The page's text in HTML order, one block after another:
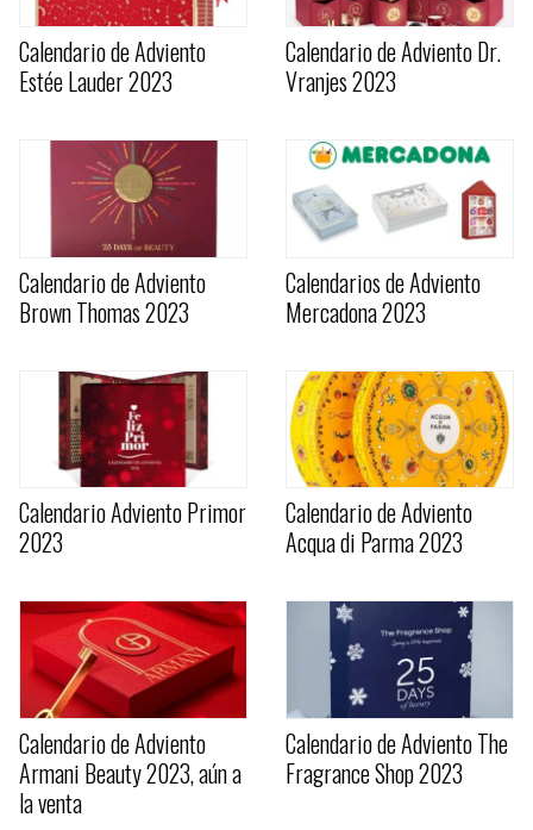
Calendario de Adviento
Estée Lauder 2023
Calendario de Adviento Dr.
Vranjes 2023
Calendario de Adviento
Brown Thomas 2023
Calendarios de Adviento
Mercadona 2023
Calendario Adviento Primor
2023
Calendario de Adviento
Acqua di Parma 2023
Calendario de Adviento
Armani Beauty 2023, aún a
la venta
Calendario de Adviento The
Fragrance Shop 2023